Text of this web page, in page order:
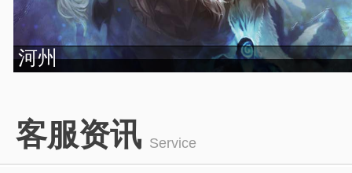
4
5
6
客服资讯 Service